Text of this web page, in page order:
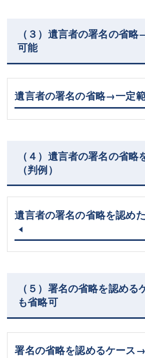
（３）遺言者の署名の省
可能
遺言者の署名の省略→一定
（４）遺言者の署名の省略
（判例）
遺言者の署名の省略を認め
（５）署名の省略を認め
も省略可
署名の省略を認めるケース